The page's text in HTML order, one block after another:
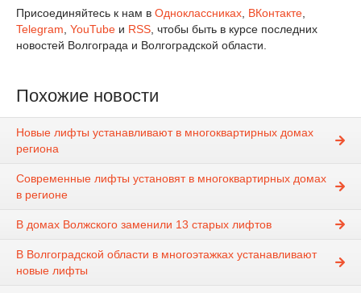
Присоединяйтесь к нам в Одноклассниках ВКонтакте
Telegram YouTube и RSS , чтобы быть в курсе последних
новостей Волгограда и Волгоградской области.
Похожие новости
Новые лифты устанавливают в многоквартирных домах
региона
Современные лифты установят в многоквартирных домах
в регионе
В домах Волжского заменили 13 старых лифтов
В Волгоградской области в многоэтажках устанавливают
новые лифты